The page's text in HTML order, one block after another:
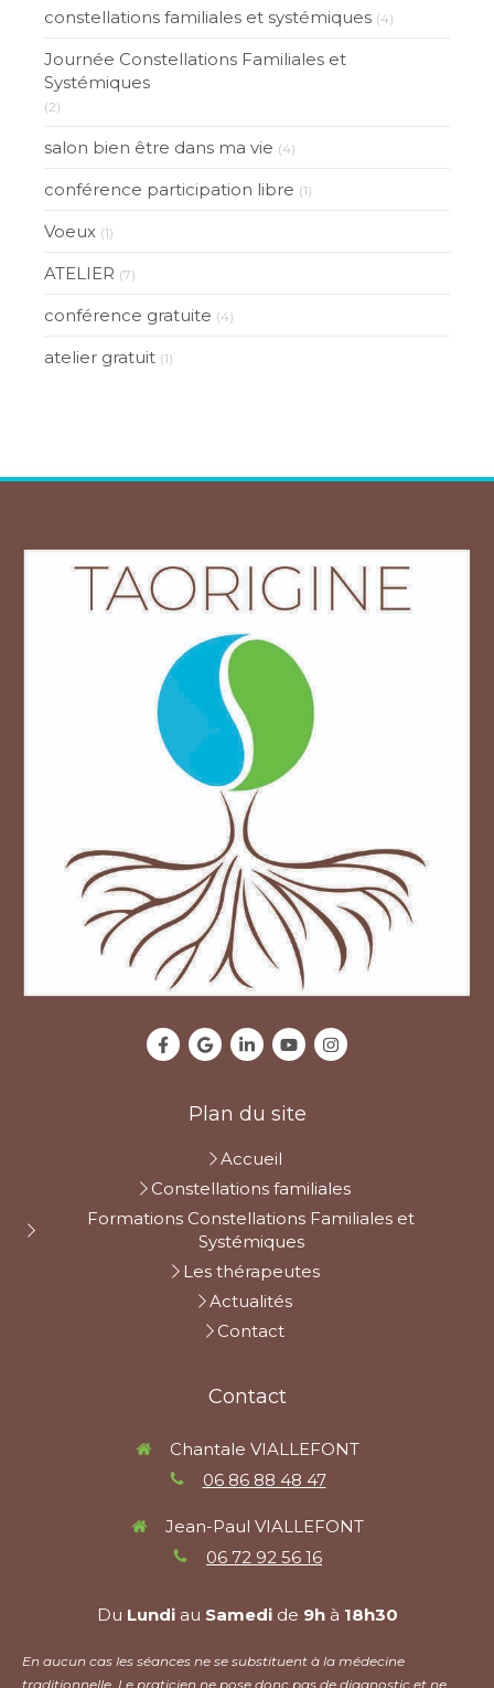
constellations familiales et systémiques (4)
Journée Constellations Familiales et
Systémiques
(2)
salon bien être dans ma vie (4)
conférence participation libre (1)
Voeux (1)
ATELIER (7)
conférence gratuite (4)
atelier gratuit (1)
Plan du site
Accueil
Constellations familiales
Formations Constellations Familiales et
Systémiques
Les thérapeutes
Actualités
Contact
Contact
Chantale VIALLEFONT
06 86 88 48 47
Jean-Paul VIALLEFONT
06 72 92 56 16
Du Lundiau Samedide 9hà 18h30
En aucun cas les séances ne se substituent à la médecine
traditionnelle. Le praticien ne pose donc pas de diagnostic et ne